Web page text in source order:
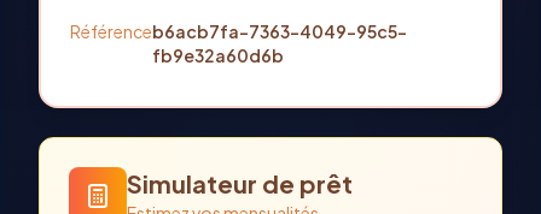
Référenceb6acb7fa-7363-4049-95c5-
fb9e32a60d6b
Simulateur de prêt